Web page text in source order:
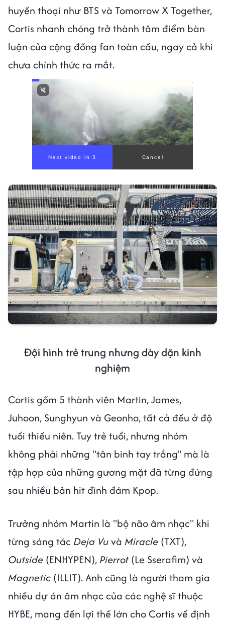
huyền thoại như BTS và Tomorrow X Together,
Cortis nhanh chóng trở thành tâm điểm bàn
luận của cộng đồng fan toàn cầu, ngay cả khi
chưa chính thức ra mắt.
Next video in 1 Cancel
Đội hình trẻ trung nhưng dày dặn kinh
nghiệm
Cortis gồm 5 thành viên Martin, James,
Juhoon, Sunghyun và Geonho, tất cả đều ở độ
tuổi thiếu niên. Tuy trẻ tuổi, nhưng nhóm
không phải những "tân binh tay trắng" mà là
tập hợp của những gương mặt đã từng đứng
sau nhiều bản hit đình đám Kpop.
Trưởng nhóm Martin là "bộ não âm nhạc" khi
từng sáng tác Deja Vuvà Miracle (TXT),
Outside (ENHYPEN), Pierrot(Le Sserafim) và
Magnetic (ILLIT). Anh cũng là người tham gia
nhiều dự án âm nhạc của các nghệ sĩ thuộc
HYBE, mang đến lợi thế lớn cho Cortis về định